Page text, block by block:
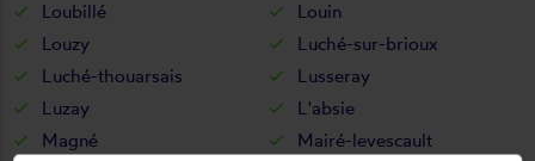
Loubillé
Louin
Louzy
Luché-sur-brioux
Luché-thouarsais
Lusseray
Luzay
L'absie
Magné
Mairé-levescault